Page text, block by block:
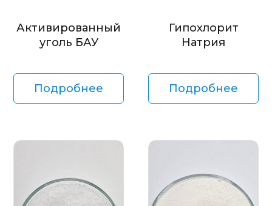
Активированный
уголь БАУ
Подробнее
Гипохлорит
Натрия
Подробнее